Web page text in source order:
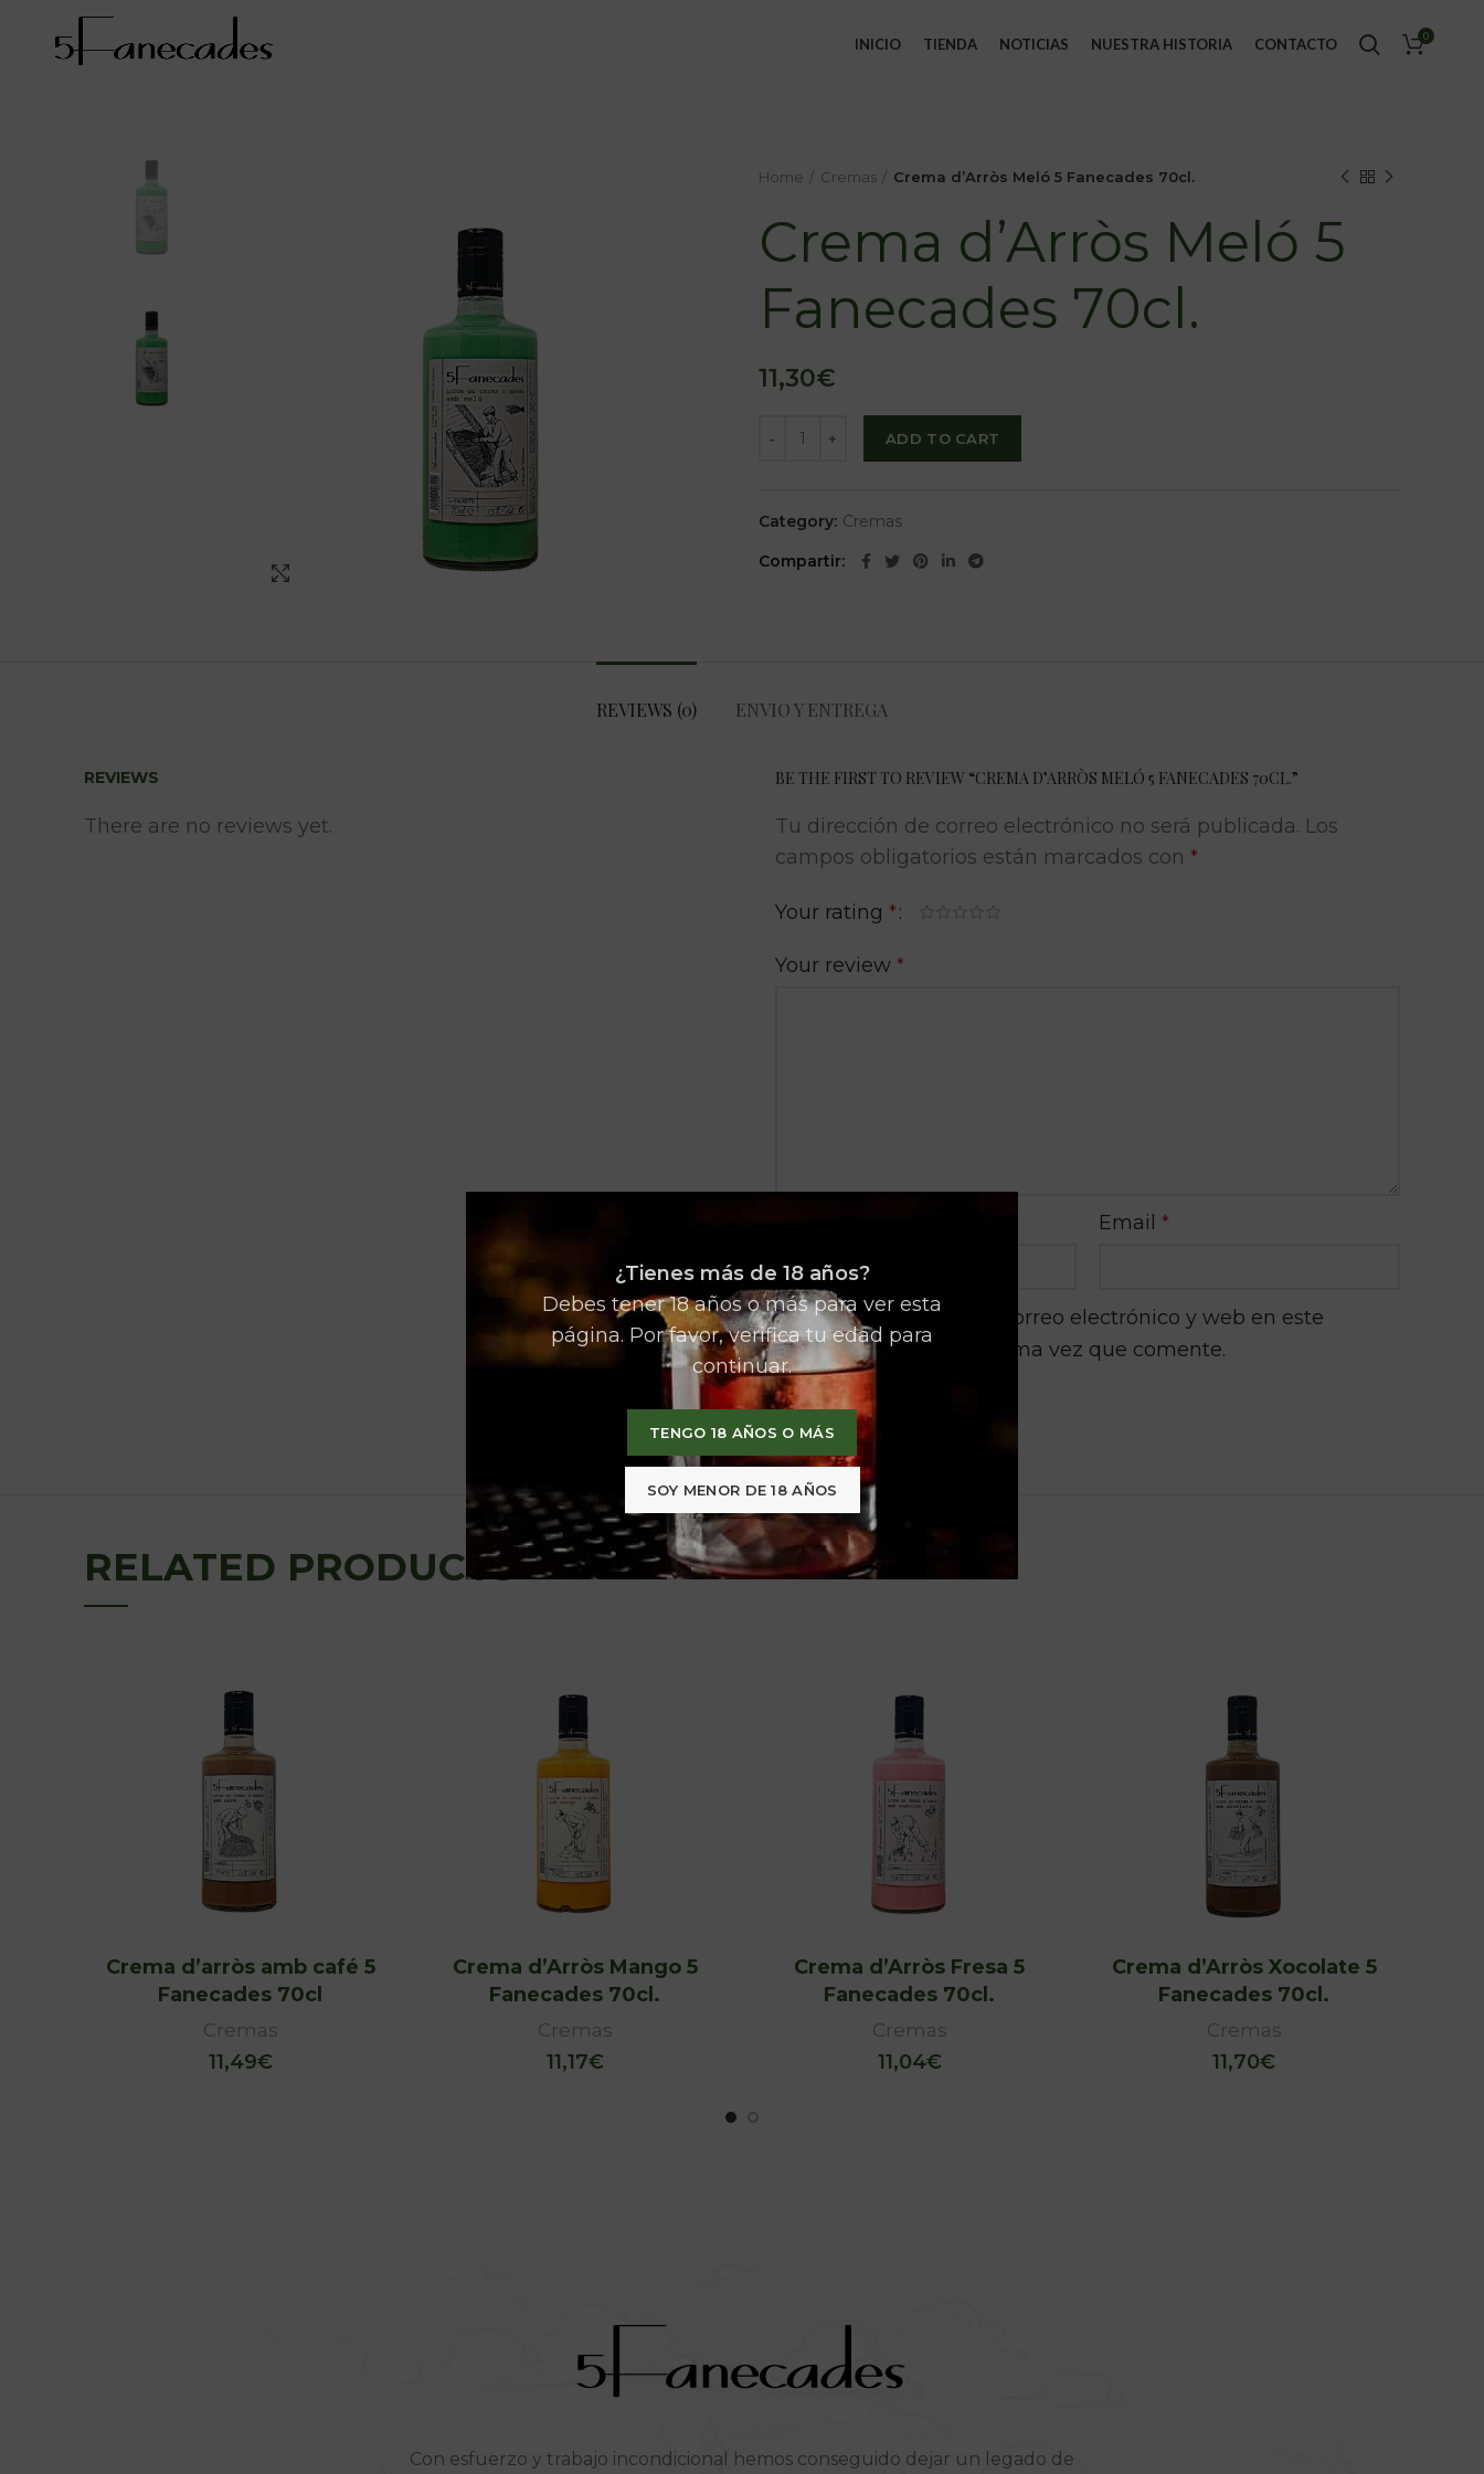
¿Tienes más de 18 años?
Debes tener 18 años o más para ver esta
página. Por favor, verifica tu edad para
continuar.
TENGO 18 AÑOS O MÁS
SOY MENOR DE 18 AÑOS
INICIO TIENDA NOTICIAS NUESTRA HISTORIA CONTACTO 0
Clic para ampliar
Home Cremas Crema d’Arròs Meló 5 Fanecades 70cl.
Crema d’Arròs Meló 5
Fanecades 70cl.
11,30€
ADD TO CART
Category: Cremas
Compartir
REVIEWS (0) ENVIO Y ENTREGA
REVIEWS
There are no reviews yet.
BE THE FIRST TO REVIEW “CREMA D’ARRÒS MELÓ 5 FANECADES 70CL.”
Tu dirección de correo electrónico no será publicada. Los
campos obligatorios están marcados con *
Your rating *
Your review *
Email *
Guarda mi nombre, correo electrónico y web en este
navegador para la próxima vez que comente.
RELATED PRODUCTS
Crema d’arròs amb café 5
Fanecades 70cl
Cremas
11,49€
Crema d’Arròs Mango 5
Fanecades 70cl.
Cremas
11,17€
Crema d’Arròs Fresa 5
Fanecades 70cl.
Cremas
11,04€
Crema d’Arròs Xocolate 5
Fanecades 70cl.
Cremas
11,70€
Con esfuerzo y trabajo incondicional hemos conseguido dejar un legado de